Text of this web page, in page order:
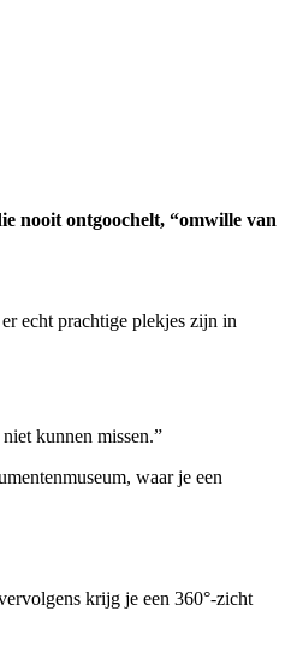
nooit ontgoochelt, “omwille van
echt prachtige plekjes zijn in
kunnen missen.”
waar je een
krijg je een 360°-zicht